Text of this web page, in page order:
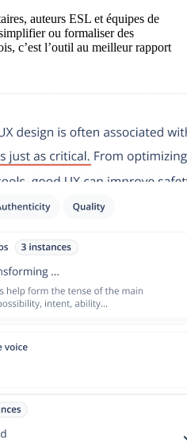
auteurs ESL et équipes de
ou formaliser des
c’est l’outil au meilleur rapport